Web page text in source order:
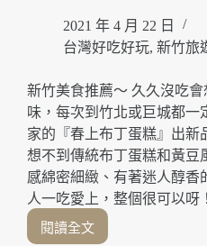
2021 年 4 月 22 日
台灣好吃好玩, 新竹旅
新竹美食推薦～ 久久沒吃
味，每次到竹北或巨城都一
家的『春上布丁蛋糕』出新
想不到傳統布丁蛋糕和黃豆
感綿密細緻、有著迷人醇香
人一吃愛上，整個很可以呀！
閱讀全文
新